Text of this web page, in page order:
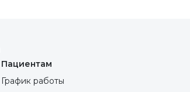
Пациентам
График работы